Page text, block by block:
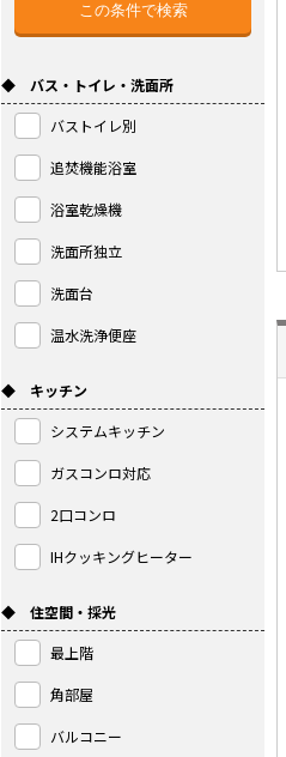
◆ バス・トイレ・洗面所
バストイレ別
追焚機能浴室
浴室乾燥機
洗面所独立
洗面台
温水洗浄便座
◆ キッチン
システムキッチン
ガスコンロ対応
2口コンロ
IHクッキングヒーター
◆ 住空間・採光
最上階
角部屋
バルコニー